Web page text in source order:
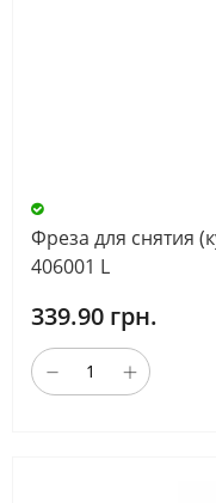
Фреза для снятия
406001 L
339.90 грн.